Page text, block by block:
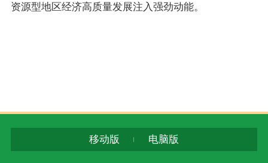
资源型地区经济高质量发展注入强劲动能。
移动版 电脑版